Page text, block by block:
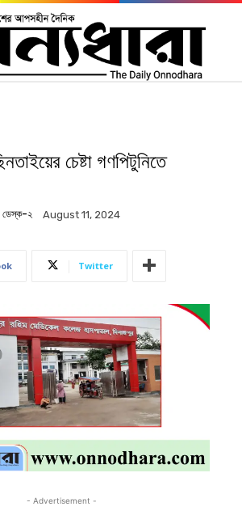
চেষ্টা গণপিটুনিতে
ডেস্ক-২ August 11, 2024
Twitter
- Advertisement -